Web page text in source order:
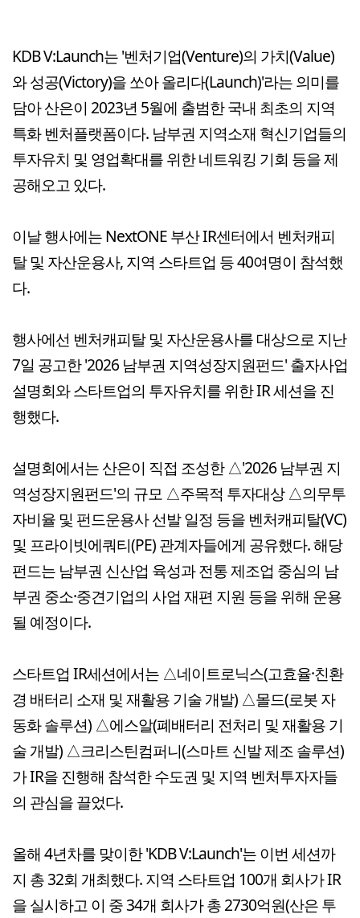
KDB V:Launch는 '벤처기업(Venture)의 가치(Value)
와 성공(Victory)을 쏘아 올리다(Launch)'라는 의미를
담아 산은이 2023년 5월에 출범한 국내 최초의 지역
특화 벤처플랫폼이다. 남부권 지역소재 혁신기업들의
투자유치 및 영업확대를 위한 네트워킹 기회 등을 제
공해오고 있다.
이날 행사에는 NextONE 부산 IR센터에서 벤처캐피
탈 및 자산운용사, 지역 스타트업 등 40여명이 참석했
다.
행사에선 벤처캐피탈 및 자산운용사를 대상으로 지난
7일 공고한 '2026 남부권 지역성장지원펀드' 출자사업
설명회와 스타트업의 투자유치를 위한 IR 세션을 진
행했다.
설명회에서는 산은이 직접 조성한 △'2026 남부권 지
역성장지원펀드'의 규모 △주목적 투자대상 △의무투
자비율 및 펀드운용사 선발 일정 등을 벤처캐피탈(VC)
및 프라이빗에쿼티(PE) 관계자들에게 공유했다. 해당
펀드는 남부권 신산업 육성과 전통 제조업 중심의 남
부권 중소·중견기업의 사업 재편 지원 등을 위해 운용
될 예정이다.
스타트업 IR세션에서는 △네이트로닉스(고효율·친환
경 배터리 소재 및 재활용 기술 개발) △몰드(로봇 자
동화 솔루션) △에스알(폐배터리 전처리 및 재활용 기
술 개발) △크리스틴컴퍼니(스마트 신발 제조 솔루션)
가 IR을 진행해 참석한 수도권 및 지역 벤처투자자들
의 관심을 끌었다.
올해 4년차를 맞이한 'KDB V:Launch'는 이번 세션까
지 총 32회 개최했다. 지역 스타트업 100개 회사가 IR
을 실시하고 이 중 34개 회사가 총 2730억원(산은 투